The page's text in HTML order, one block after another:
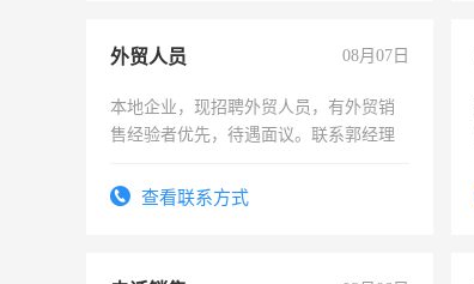
外贸人员 08月07日
本地企业，现招聘外贸人员，有外贸销
售经验者优先，待遇面议。联系郭经理
查看联系方式